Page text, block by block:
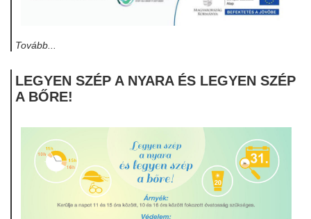
Tovább...
LEGYEN SZÉP A NYARA ÉS LEGYEN SZÉP
A BŐRE!